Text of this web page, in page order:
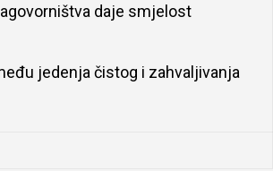
daje smjelost
jedenja čistog i zahvaljivanja